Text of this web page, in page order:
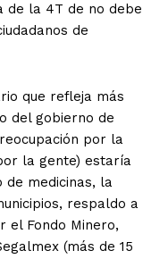
de la 4T de no debe
de
que refleja más
del gobierno de
por la
la gente) estaría
de medicinas, la
respaldo a
el Fondo Minero,
(más de 15